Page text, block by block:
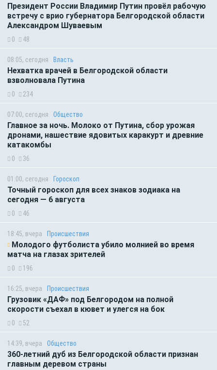
Президент России Владимир Путин провёл рабочую
встречу с врио губернатора Белгородской области
Александром Шуваевым
0 48
08:05, сегодня Власть
Нехватка врачей в Белгородской области
взволновала Путина
0 234
07:00, сегодня Общество
Главное за ночь. Молоко от Путина, сбор урожая
дронами, нашествие ядовитых каракурт и древние
катакомбы
0 36
01:00, сегодня Гороскоп
Точный гороскоп для всех знаков зодиака на
сегодня — 6 августа
0 46
18:45, вчера Происшествия
Молодого футболиста убило молнией во время
матча на глазах зрителей
0 196
16:25, вчера Происшествия
Грузовик «ДАФ» под Белгородом на полной
скорости съехал в кювет и улегся на бок
0 52
14:39, вчера Общество
360-летний дуб из Белгородской области признан
главным деревом страны